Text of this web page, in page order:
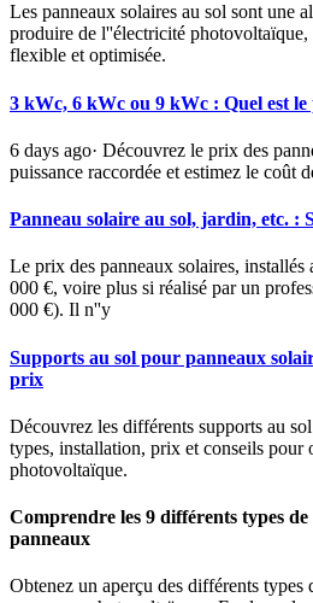
Les panneaux solaires au sol sont une
produire de l''électricité
flexible et optimisée.
3 kWc, 6 kWc ou 9 kWc : Quel est
6 days ago· Découvrez le prix des
puissance raccordée et estimez le coût
Panneau solaire au sol, jardin, etc. :
Le prix des panneaux solaires, installés
000 €, voire plus si réalisé par un
000 €). Il n''y
Supports au sol pour panneaux
prix
Découvrez les différents supports au
types, installation, prix et conseils pour
photovoltaïque.
Comprendre les 9 différents types
panneaux
Obtenez un aperçu des différents types